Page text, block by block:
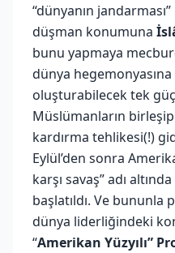
“dünyanın
düşman konumuna
bunu yapmaya
dünya hegemonyasına
oluşturabilecek tek güç
Müslümanların
kardırma tehlikesi(!)
Eylül’den sonra
karşı savaş” adı
başlatıldı. Ve bununla
dünya liderliğindeki
“Amerikan Yüzyılı”